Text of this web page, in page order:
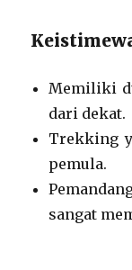
Memiliki
dari dekat.
Trekking
pemula.
sangat